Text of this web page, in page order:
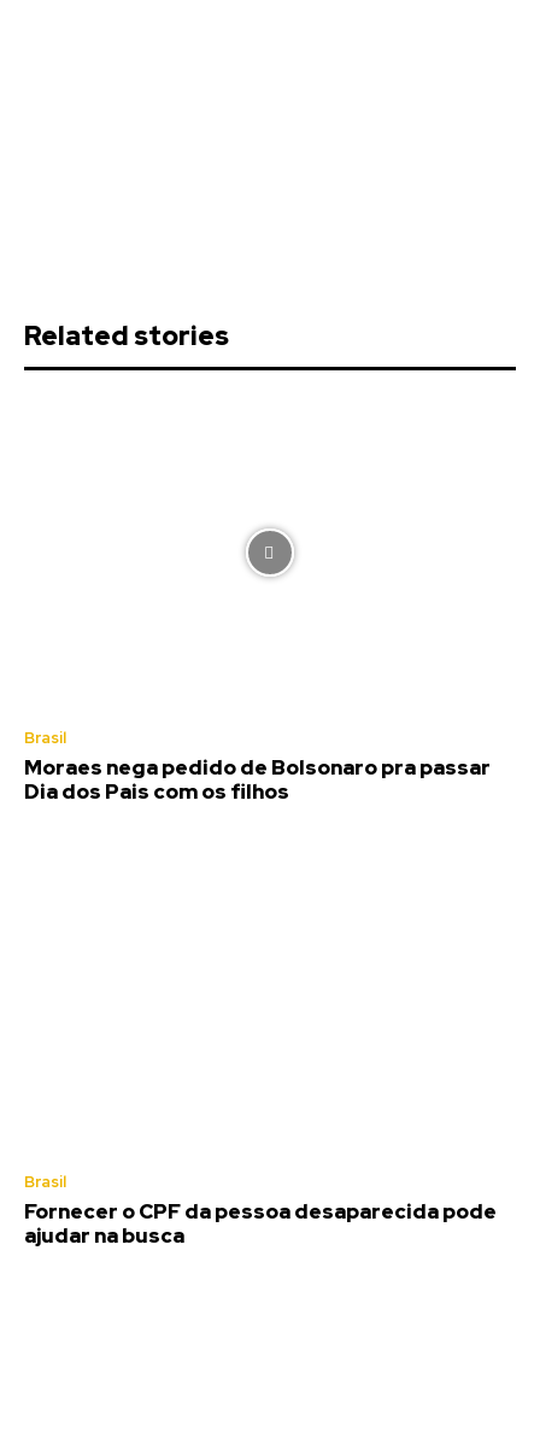
Related stories
Brasil
Moraes nega pedido de Bolsonaro pra passar
Dia dos Pais com os filhos
Brasil
Fornecer o CPF da pessoa desaparecida pode
ajudar na busca